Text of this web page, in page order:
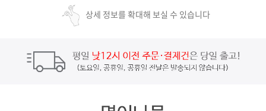
상세 정보를 확대해 보실 수 있습니다